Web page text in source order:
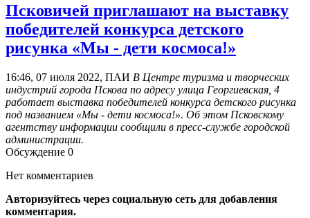
Псковичей приглашают на выставку
победителей конкурса детского
рисунка «Мы - дети космоса!»
16:46, 07 июля 2022, ПАИ В Центре туризма и творческих
индустрий города Пскова по адресу улица Георгиевская, 4
работает выставка победителей конкурса детского рисунка
под названием «Мы - дети космоса!». Об этом Псковскому
агентству информации сообщили в пресс-службе городской
администрации.
Обсуждение 0
Нет комментариев
Авторизуйтесь через социальную сеть для добавления
комментария.